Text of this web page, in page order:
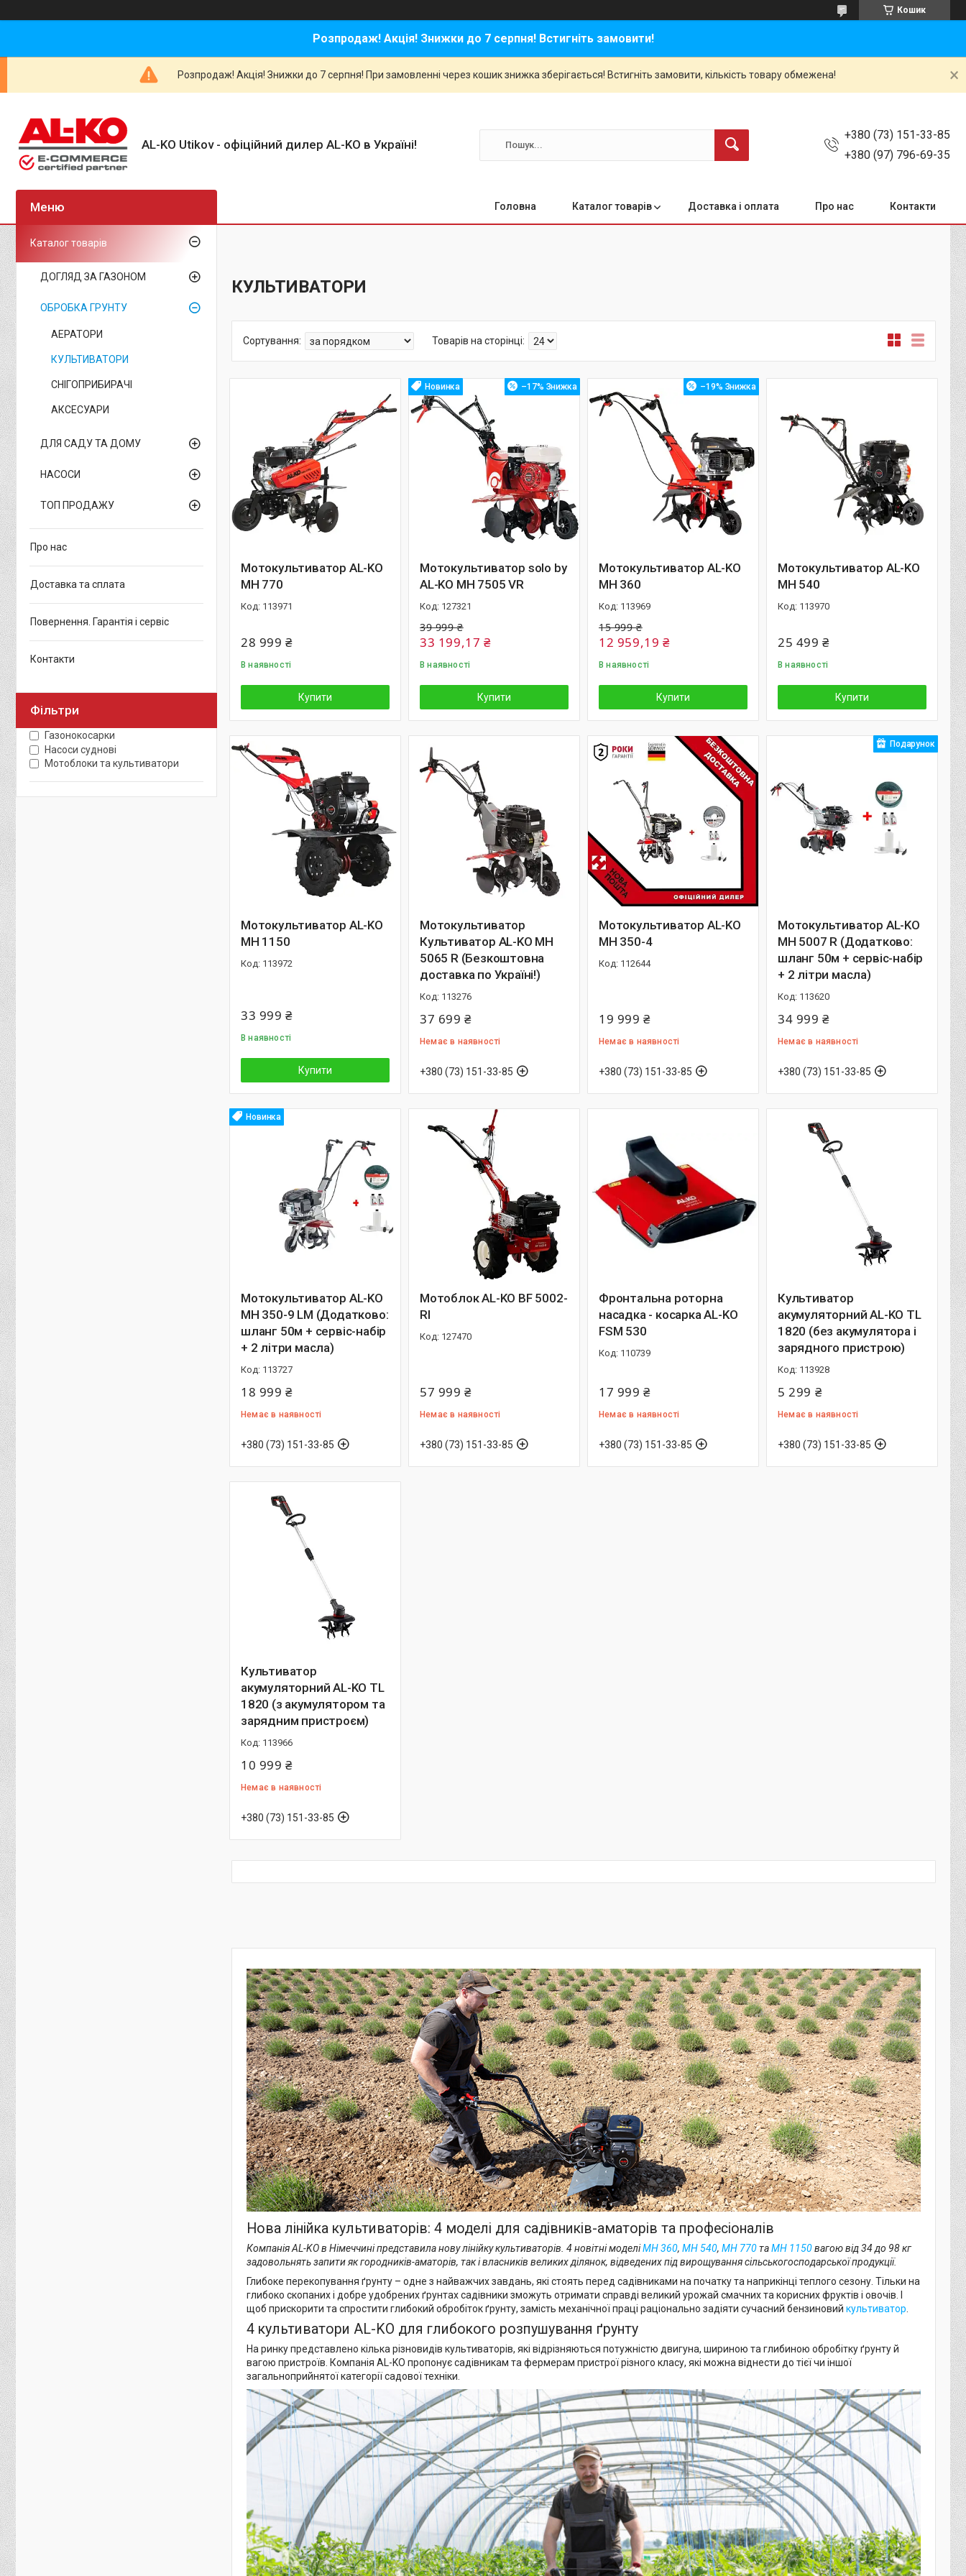
Кошик
Розпродаж! Акція! Знижки до 7 серпня! Встигніть замовити!
Розпродаж! Акція! Знижки до 7 серпня! При замовленні через кошик знижка зберігається! Встигніть замовити, кількість товару обмежена!
AL-KO Utikov - офіційний дилер AL-KO в Україні!
+380 (73) 151-33-85
+380 (97) 796-69-35
Головна Каталог товарів Доставка і оплата Про нас Контакти
КУЛЬТИВАТОРИ
Мотокультиватор AL-KO
MH 770
113971
28 999 ₴
В наявності
Купити
Новинка –17%
Мотокультиватор solo by
AL-KO MH 7505 VR
127321
39 999 ₴
33 199,17 ₴
В наявності
Купити
–19%
Мотокультиватор AL-KO
MH 360
113969
15 999 ₴
12 959,19 ₴
В наявності
Купити
Мотокультиватор AL-KO
MH 540
113970
25 499 ₴
В наявності
Купити
Мотокультиватор AL-KO
MH 1150
113972
33 999 ₴
В наявності
Купити
Мотокультиватор
Культиватор AL-KO MH
5065 R (Безкоштовна
доставка по Україні!)
113276
37 699 ₴
Немає в наявності
+380 (73) 151-33-85
Мотокультиватор AL-KO
MH 350-4
112644
19 999 ₴
Немає в наявності
+380 (73) 151-33-85
Подарунок
Мотокультиватор AL-KO
MH 5007 R (Додатково:
шланг 50м + сервіс-набір
+ 2 літри масла)
113620
34 999 ₴
Немає в наявності
+380 (73) 151-33-85
Новинка
Мотокультиватор AL-KO
MH 350-9 LM (Додатково:
шланг 50м + сервіс-набір
+ 2 літри масла)
113727
18 999 ₴
Немає в наявності
+380 (73) 151-33-85
Мотоблок AL-KO BF 5002-
RI
127470
57 999 ₴
Немає в наявності
+380 (73) 151-33-85
Фронтальна роторна
насадка - косарка AL-KO
FSM 530
110739
17 999 ₴
Немає в наявності
+380 (73) 151-33-85
Культиватор
акумуляторний AL-KO TL
1820 (без акумулятора і
зарядного пристрою)
113928
5 299 ₴
Немає в наявності
+380 (73) 151-33-85
Культиватор
акумуляторний AL-KO TL
1820 (з акумулятором та
зарядним пристроєм)
113966
10 999 ₴
Немає в наявності
+380 (73) 151-33-85
Нова лінійка культиваторів: 4 моделі для садівників-аматорів та професіоналів
Компанія AL-KO в Німеччині представила нову лінійку культиваторів. 4 новітні моделіMH 360, MH 540, MH 770таMH 1150вагою від 34 до 98 кг
задовольнять запити як городників-аматорів, так і власників великих ділянок, відведених під вирощування сільськогосподарської продукції.
Глибоке перекопування ґрунту – одне з найважчих завдань, які стоять перед садівниками на початку та наприкінці теплого сезону. Тільки на
глибоко скопаних і добре удобрених ґрунтах садівники зможуть отримати справді великий урожай смачних та корисних фруктів і овочів. І
щоб прискорити та спростити глибокий обробіток ґрунту, замість механічної праці раціонально задіяти сучасний бензиновий культиватор
4 культиватори AL-KO для глибокого розпушування ґрунту
На ринку представлено кілька різновидів культиваторів, які відрізняються потужністю двигуна, шириною та глибиною обробітку ґрунту й
вагою пристроїв. Компанія AL-KO пропонує садівникам та фермерам пристрої різного класу, які можна віднести до тієї чи іншої
загальноприйнятої категорії садової техніки.
Каталог товарів
ДОГЛЯД ЗА ГАЗОНОМ
ОБРОБКА ГРУНТУ
АЕРАТОРИ
КУЛЬТИВАТОРИ
СНІГОПРИБИРАЧІ
АКСЕСУАРИ
ДЛЯ САДУ ТА ДОМУ
НАСОСИ
ТОП ПРОДАЖУ
Про нас
Доставка та сплата
Повернення. Гарантія і сервіс
Контакти
Фільтри
Газонокосарки
Насоси суднові
Мотоблоки та культиватори